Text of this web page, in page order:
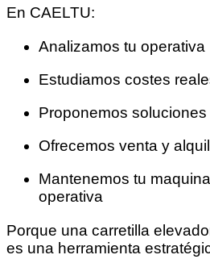
En CAELTU:
Analizamos tu operativa
Estudiamos costes
Proponemos
Ofrecemos venta y
Mantenemos tu
operativa
Porque una carretilla
es una herramienta